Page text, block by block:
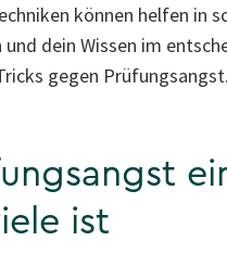
können helfen in
und dein Wissen im
gegen Prüfungsangst.
ist